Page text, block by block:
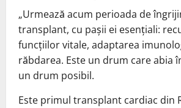
„Urmează acum perioada de
transplant, cu pașii ei esențiali:
funcțiilor vitale, adaptarea
răbdarea. Este un drum care abia
un drum posibil.
Este primul transplant cardiac din